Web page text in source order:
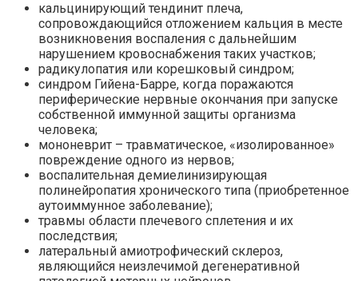
кальцинирующий тендинит плеча,
сопровождающийся отложением кальция в месте
возникновения воспаления с дальнейшим
нарушением кровоснабжения таких участков;
радикулопатия или корешковый синдром;
синдром Гийена-Барре, когда поражаются
периферические нервные окончания при запуске
собственной иммунной защиты организма
человека;
мононеврит – травматическое, «изолированное»
повреждение одного из нервов;
воспалительная демиелинизирующая
полинейропатия хронического типа (приобретенное
аутоиммунное заболевание);
травмы области плечевого сплетения и их
последствия;
латеральный амиотрофический склероз,
являющийся неизлечимой дегенеративной